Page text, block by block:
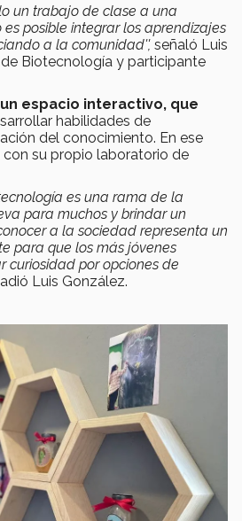
un trabajo de clase a una
posible integrar los aprendizajes
a la comunidad'', señaló Luis
Biotecnología y participante
espacio interactivo, que
habilidades de
del conocimiento. En ese
su propio laboratorio de
es una rama de la
para muchos y brindar un
a la sociedad representa un
para que los más jóvenes
curiosidad por opciones de
Luis González.